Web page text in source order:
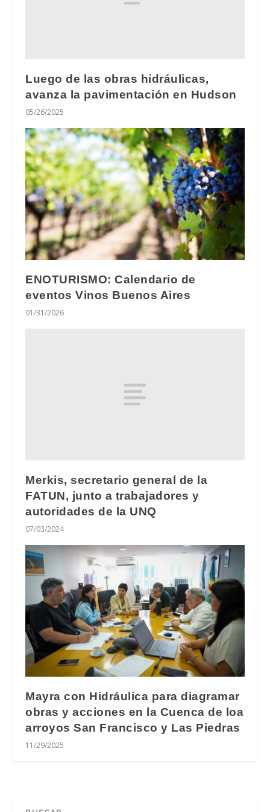
Luego de las obras hidráulicas,
avanza la pavimentación en Hudson
05/26/2025
ENOTURISMO: Calendario de
eventos Vinos Buenos Aires
01/31/2026
Merkis, secretario general de la
FATUN, junto a trabajadores y
autoridades de la UNQ
07/03/2024
Mayra con Hidráulica para diagramar
obras y acciones en la Cuenca de loa
arroyos San Francisco y Las Piedras
11/29/2025